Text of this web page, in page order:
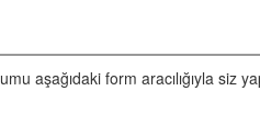
aşağıdaki form aracılığıyla siz